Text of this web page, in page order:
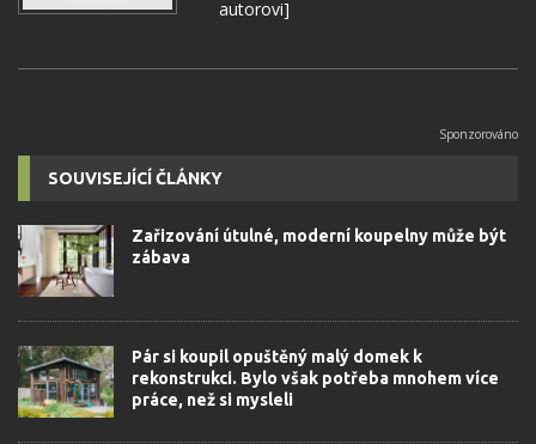
autorovi]
SOUVISEJÍCÍ ČLÁNKY
Zařizování útulné, moderní koupelny může být
zábava
Pár si koupil opuštěný malý domek k
rekonstrukci. Bylo však potřeba mnohem více
práce, než si mysleli